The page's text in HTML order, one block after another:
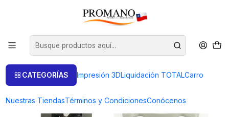
CATEGORÍAS Impresión 3DLiquidación TOTALCarro
Nuestras TiendasTérminos y CondicionesConócenos
Herramientas Grabar Rayar
PANTOGRAFO PARA GRABAR ARGOLLAS IMPORTADO